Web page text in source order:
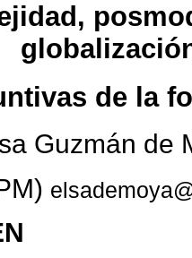
de la
Guzmán de